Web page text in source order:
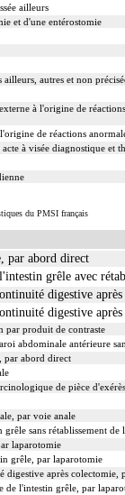
ailleurs
et d'une entérostomie
autres et non
à l'origine de
de réactions
à visée diagnostique et
du PMSI français
par abord direct
grêle avec
digestive
digestive
par produit de contraste
abdominale antérieure
par abord direct
de pièce
par voie anale
grêle sans rétablissement
laparotomie
grêle, par laparotomie
digestive après colectomie,
de l'intestin grêle, par